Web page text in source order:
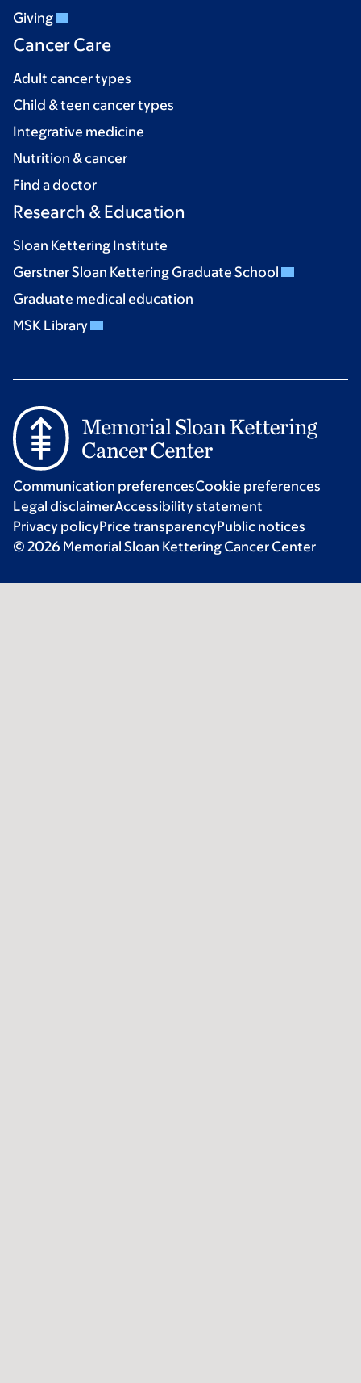
Giving
Cancer Care
Adult cancer types
Child & teen cancer types
Integrative medicine
Nutrition & cancer
Find a doctor
Research & Education
Sloan Kettering Institute
Gerstner Sloan Kettering Graduate School
Graduate medical education
MSK Library
Communication preferencesCookie preferences
Legal disclaimerAccessibility statement
Privacy policyPrice transparencyPublic notices
© 2026 Memorial Sloan Kettering Cancer Center